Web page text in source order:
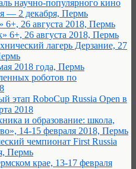
научно-популярного кино
— 2 декабря, Пермь
6+, 26 августа 2018, Пермь
6+, 26 августа 2018, Пермь
лагерь Дерзание, 27
2018 года, Пермь
роботов по
этап RoboCup Russia Open в
2018
и образование: школа,
14-15 февраля 2018, Пермь
чемпионат First Russia
Пермь
крае, 13-17 февраля